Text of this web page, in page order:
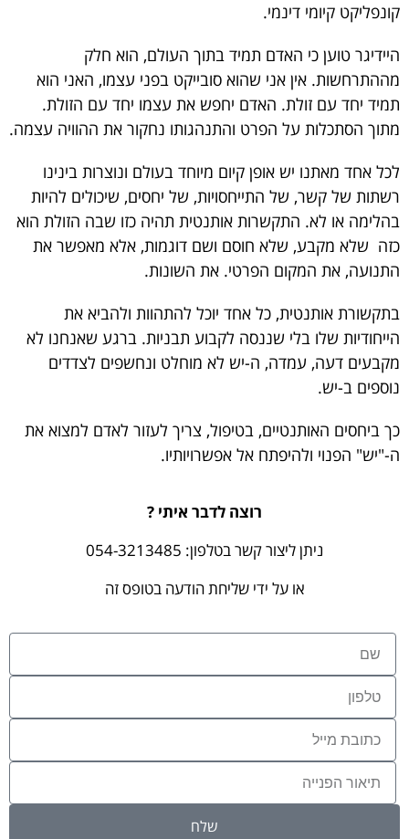
קונפליקט קיומי דינמי.
היידיגר טוען כי האדם תמיד בתוך העולם, הוא חלק
מההתרחשות. אין אני שהוא סובייקט בפני עצמו, האני הוא
תמיד יחד עם זולת. האדם יחפש את עצמו יחד עם הזולת.
מתוך הסתכלות על הפרט והתנהגותו נחקור את ההוויה עצמה.
לכל אחד מאתנו יש אופן קיום מיוחד בעולם ונוצרות בינינו
רשתות של קשר, של התייחסויות, של יחסים, שיכולים להיות
בהלימה או לא. התקשרות אותנטית תהיה כזו שבה הזולת הוא
כזה שלא מקבע, שלא חוסם ושם דוגמות, אלא מאפשר את
התנועה, את המקום הפרטי. את השונות.
בתקשורת אותנטית, כל אחד יוכל להתהוות ולהביא את
הייחודיות שלו בלי שננסה לקבוע תבניות. ברגע שאנחנו לא
מקבעים דעה, עמדה, ה-יש לא מוחלט ונחשפים לצדדים
נוספים ב-יש.
כך ביחסים האותנטיים, בטיפול, צריך לעזור לאדם למצוא את
ה-"יש" הפנוי ולהיפתח אל אפשרויותיו.
רוצה לדבר איתי ?
ניתן ליצור קשר בטלפון: 054-3213485
או על ידי שליחת הודעה בטופס זה
שלח